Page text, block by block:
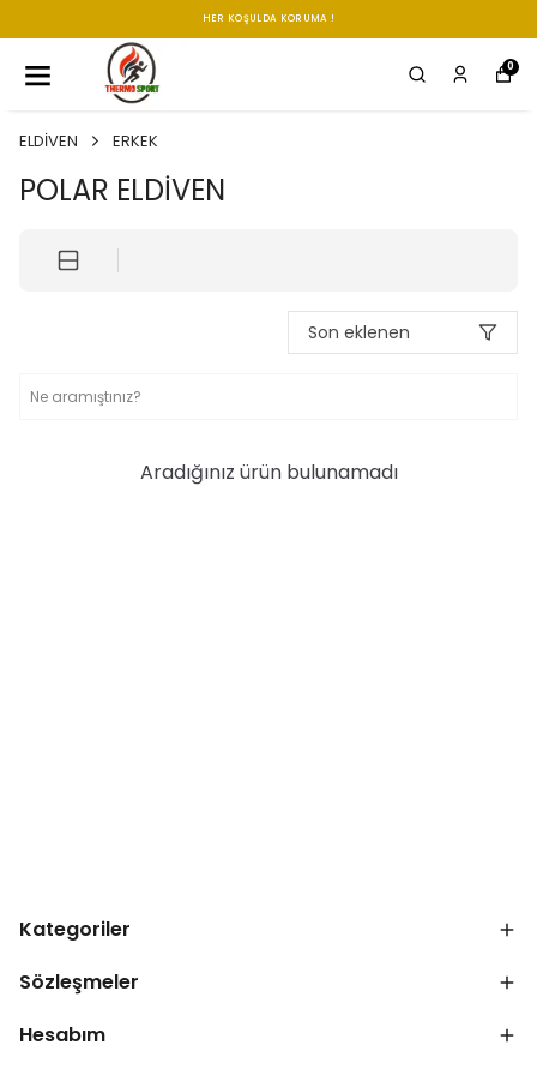
HER KOŞULDA KORUMA !
0
ELDİVEN ERKEK
POLAR ELDİVEN
Son eklenen
Aradığınız ürün bulunamadı
Kategoriler
Sözleşmeler
Hesabım